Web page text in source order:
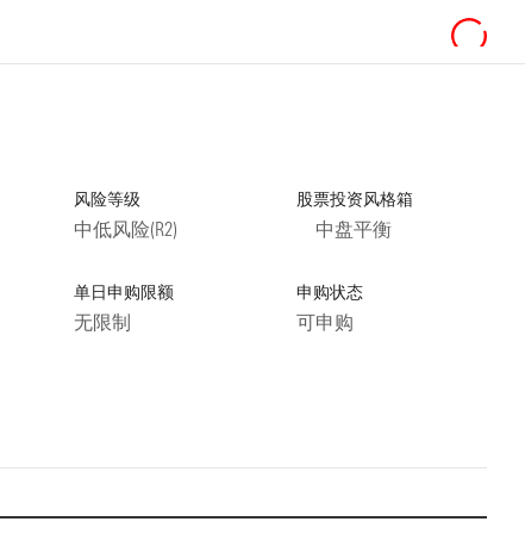
风险等级
中低风险(R2)
股票投资风格箱
中盘平衡
单日申购限额
无限制
申购状态
可申购